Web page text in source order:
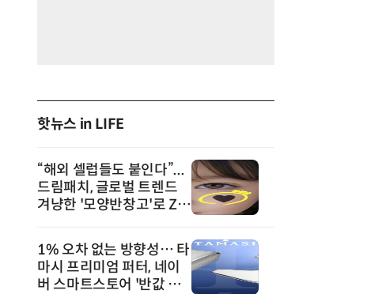
핫뉴스 in LIFE
“해외 셀럽들도 붙인다”...
드림패치, 글로벌 트렌드
겨냥한 '모양반창고'로 Z세
1% 오차 없는 방향성… 타
마시 프리미엄 퍼터, 네이
버 스마트스토어 '반값 할